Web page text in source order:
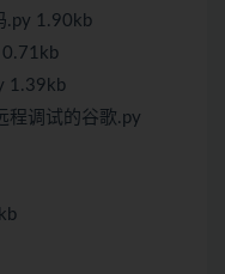
.py 1.90kb
1.39kb
程调试的谷歌.py